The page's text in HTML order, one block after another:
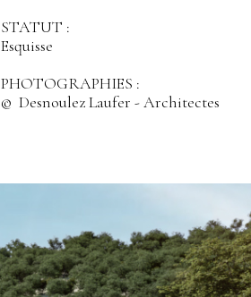
STATUT :
Esquisse
PHOTOGRAPHIES :
© Desnoulez Laufer - Architectes